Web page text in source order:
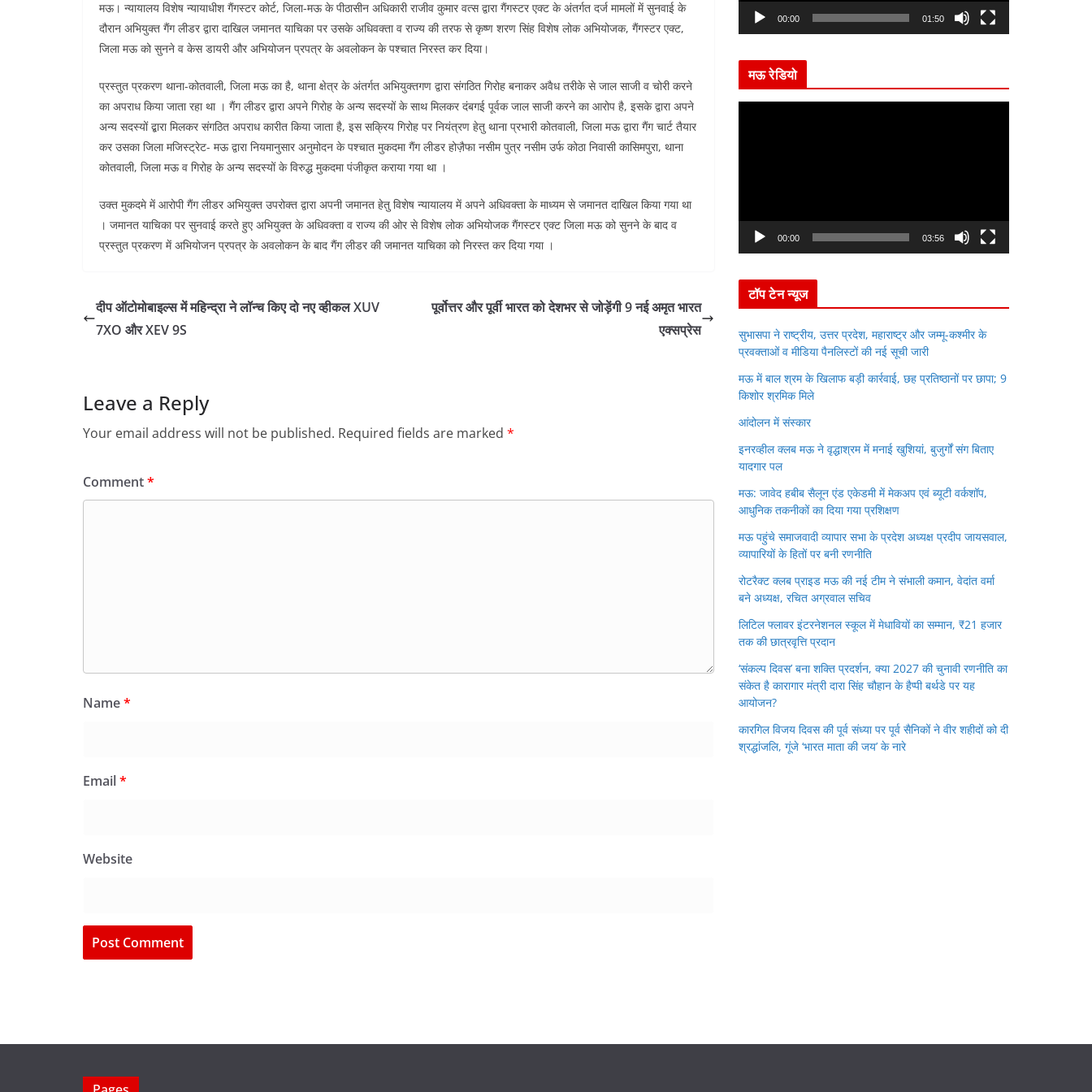
मऊ। न्यायालय विशेष न्यायाधीश गैंगस्टर कोर्ट, जिला-मऊ के पीठासीन अधिकारी राजीव कुमार वत्स द्वारा गैंगस्टर एक्ट के अंतर्गत दर्ज मामलों में सुनवाई के
दौरान अभियुक्त गैंग लीडर द्वारा दाखिल जमानत याचिका पर उसके अधिवक्ता व राज्य की तरफ से कृष्ण शरण सिंह विशेष लोक अभियोजक, गैंगस्टर एक्ट,
जिला मऊ को सुनने व केस डायरी और अभियोजन प्रपत्र के अवलोकन के पश्चात निरस्त कर दिया।
प्रस्तुत प्रकरण थाना-कोतवाली, जिला मऊ का है, थाना क्षेत्र के अंतर्गत अभियुक्तगण द्वारा संगठित गिरोह बनाकर अवैध तरीके से जाल साजी व चोरी करने
का अपराध किया जाता रहा था । गैंग लीडर द्वारा अपने गिरोह के अन्य सदस्यों के साथ मिलकर दंबगई पूर्वक जाल साजी करने का आरोप है, इसके द्वारा अपने
अन्य सदस्यों द्बारा मिलकर संगठित अपराध कारीत किया जाता है, इस सक्रिय गिरोह पर नियंत्रण हेतु थाना प्रभारी कोतवाली, जिला मऊ द्वारा गैंग चार्ट तैयार
कर उसका जिला मजिस्ट्रेट- मऊ द्वारा नियमानुसार अनुमोदन के पश्चात मुकदमा गैंग लीडर होज़ैफा नसीम पुत्र नसीम उर्फ कोठा निवासी कासिमपुरा, थाना
कोतवाली, जिला मऊ व गिरोह के अन्य सदस्यों के विरुद्ध मुकदमा पंजीकृत कराया गया था ।
उक्त मुकदमे में आरोपी गैंग लीडर अभियुक्त उपरोक्त द्वारा अपनी जमानत हेतु विशेष न्यायालय में अपने अधिवक्ता के माध्यम से जमानत दाखिल किया गया था
। जमानत याचिका पर सुनवाई करते हुए अभियुक्त के अधिवक्ता व राज्य की ओर से विशेष लोक अभियोजक गैंगस्टर एक्ट जिला मऊ को सुनने के बाद व
प्रस्तुत प्रकरण में अभियोजन प्रपत्र के अवलोकन के बाद गैंग लीडर की जमानत याचिका को निरस्त कर दिया गया ।
दीप ऑटोमोबाइल्स में महिन्द्रा ने लॉन्च किए दो नए व्हीकल XUV
7XO और XEV 9S
पूर्वोत्तर और पूर्वी भारत को देशभर से जोड़ेंगी 9 नई अमृत भारत
एक्सप्रेस
Leave a Reply
Your email address will not be published. Required fields are marked *
Comment*
Name*
Email*
Website
a
r
00:00 01:50
मऊ रेडियो
a
r
00:00 03:56
टॉप टेन न्यूज
सुभासपा ने राष्ट्रीय, उत्तर प्रदेश, महाराष्ट्र और जम्मू-कश्मीर के
प्रवक्ताओं व मीडिया पैनलिस्टों की नई सूची जारी
मऊ में बाल श्रम के खिलाफ बड़ी कार्रवाई, छह प्रतिष्ठानों पर छापा; 9
किशोर श्रमिक मिले
आंदोलन में संस्कार
इनरव्हील क्लब मऊ ने वृद्धाश्रम में मनाई खुशियां, बुजुर्गों संग बिताए
यादगार पल
मऊ: जावेद हबीब सैलून एंड एकेडमी में मेकअप एवं ब्यूटी वर्कशॉप,
आधुनिक तकनीकों का दिया गया प्रशिक्षण
मऊ पहुंचे समाजवादी व्यापार सभा के प्रदेश अध्यक्ष प्रदीप जायसवाल,
व्यापारियों के हितों पर बनी रणनीति
रोटरैक्ट क्लब प्राइड मऊ की नई टीम ने संभाली कमान, वेदांत वर्मा
बने अध्यक्ष, रचित अग्रवाल सचिव
लिटिल फ्लावर इंटरनेशनल स्कूल में मेधावियों का सम्मान, ₹21 हजार
तक की छात्रवृत्ति प्रदान
‘संकल्प दिवस’ बना शक्ति प्रदर्शन, क्या 2027 की चुनावी रणनीति का
संकेत है कारागार मंत्री दारा सिंह चौहान के हैप्पी बर्थडे पर यह
आयोजन?
कारगिल विजय दिवस की पूर्व संध्या पर पूर्व सैनिकों ने वीर शहीदों को दी
श्रद्धांजलि, गूंजे ‘भारत माता की जय’ के नारे